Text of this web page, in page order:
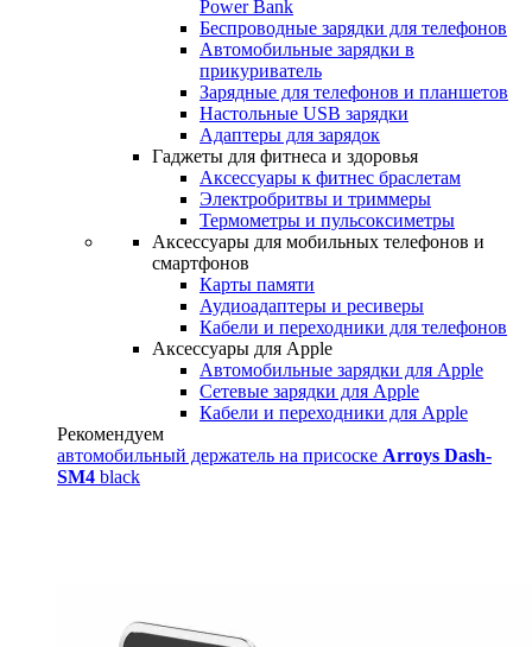
Power Bank
Беспроводные зарядки для телефонов
Автомобильные зарядки в
прикуриватель
Зарядные для телефонов и планшетов
Настольные USB зарядки
Адаптеры для зарядок
Гаджеты для фитнеса и здоровья
Аксессуары к фитнес браслетам
Электробритвы и триммеры
Термометры и пульсоксиметры
Аксессуары для мобильных телефонов и
смартфонов
Карты памяти
Аудиоадаптеры и ресиверы
Кабели и переходники для телефонов
Аксессуары для Apple
Автомобильные зарядки для Apple
Сетевые зарядки для Apple
Кабели и переходники для Apple
Рекомендуем
автомобильный держатель на присоске Arroys Dash-
SM4 black